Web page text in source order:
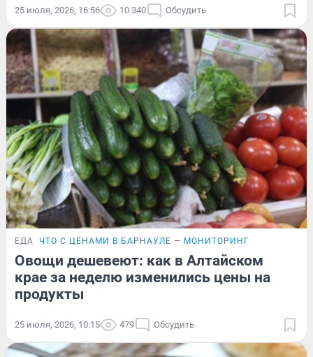
25 июля, 2026, 16:56 10 340 Обсудить
ЕДА ЧТО С ЦЕНАМИ В БАРНАУЛЕ — МОНИТОРИНГ
Овощи дешевеют: как в Алтайском
крае за неделю изменились цены на
продукты
25 июля, 2026, 10:15 479 Обсудить